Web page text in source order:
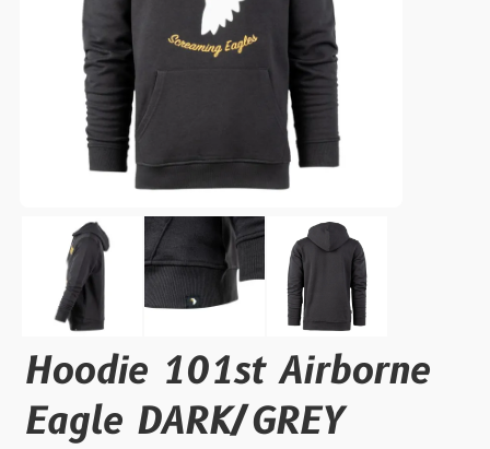
Hoodie 101st Airborne
Eagle DARK/GREY